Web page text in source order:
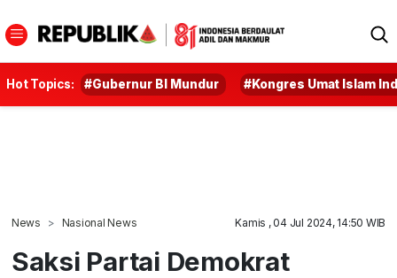
Hot Topics: #Gubernur BI Mundur #Kongres Umat Islam
News Nasional News Kamis , 04 Jul 2024, 14:50 WIB
Saksi Partai Demokrat